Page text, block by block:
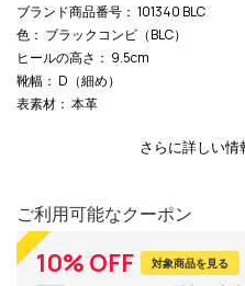
ブランド商品番号 ： 101340 BLC
色 ： ブラックコンビ（BLC）
ヒールの高さ ： 9.5cm
靴幅 ： D（細め）
表素材 ： 本革
さらに詳しい情
ご利用可能なクーポン
10% OFF 対象商品を見る